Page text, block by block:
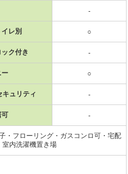
-
レ別 ○
ク付き -
ー ○
キュリティ -
可 -
・フローリング・ガスコンロ可・宅配
室内洗濯機置き場